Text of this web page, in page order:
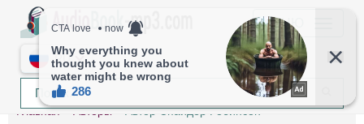
МЕНЮ
RU
Главная Авторы Автор Спайдер Робинсон